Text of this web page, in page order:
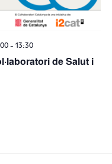
- 13:30
de Salut i